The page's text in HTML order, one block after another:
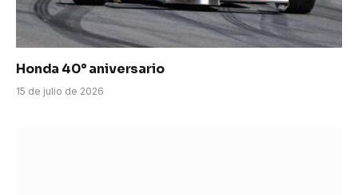
Honda 40° aniversario
15 de julio de 2026